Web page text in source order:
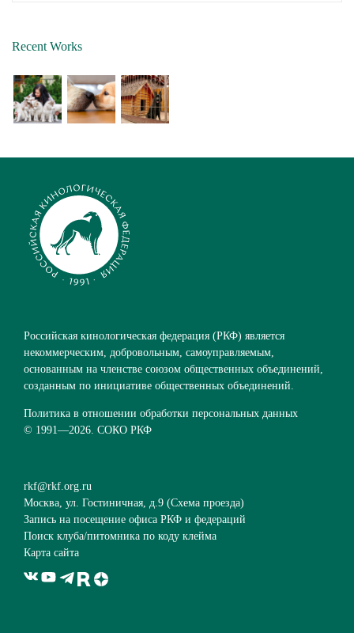
Recent Works
Российская кинологическая федерация (РКФ) является
некоммерческим, добровольным, самоуправляемым,
основанным на членстве союзом общественных объединений,
созданным по инициативе общественных объединений.
Политика в отношении обработки персональных данных
© 1991—2026. СОКО РКФ
rkf@rkf.org.ru
Москва, ул. Гостиничная, д.9 (Схема проезда)
Запись на посещение офиса РКФ и федераций
Поиск клуба/питомника по коду клейма
Карта сайта